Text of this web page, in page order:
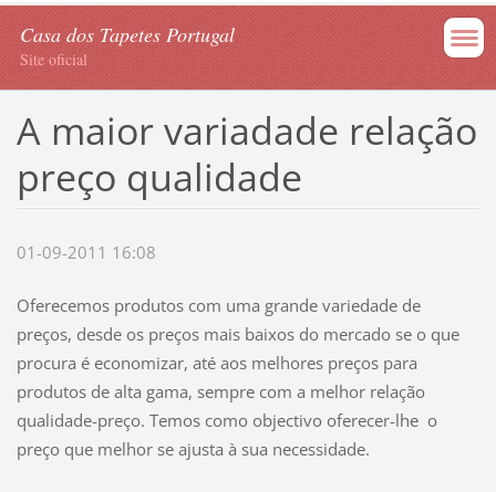
Casa dos Tapetes Portugal
Site oficial
A maior variadade relação
preço qualidade
01-09-2011 16:08
Oferecemos produtos com uma grande variedade de
preços, desde os preços mais baixos do mercado se o que
procura é economizar, até aos melhores preços para
produtos de alta gama, sempre com a melhor relação
qualidade-preço. Temos como objectivo oferecer-lhe o
preço que melhor se ajusta à sua necessidade.